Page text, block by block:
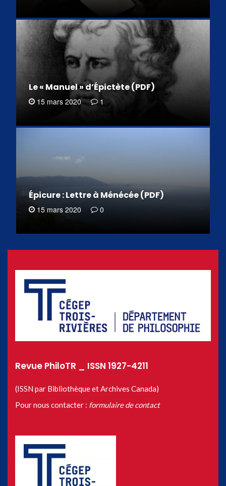
Le « Manuel » d’Épictète (PDF)
15 mars 2020 1
Épicure : Lettre à Ménécée (PDF)
15 mars 2020 0
Revue PhiloTR _ ISSN 1927-4211
(ISSN par Bibliothèque et Archives Canada)
Pour nous contacter : formulaire de contact